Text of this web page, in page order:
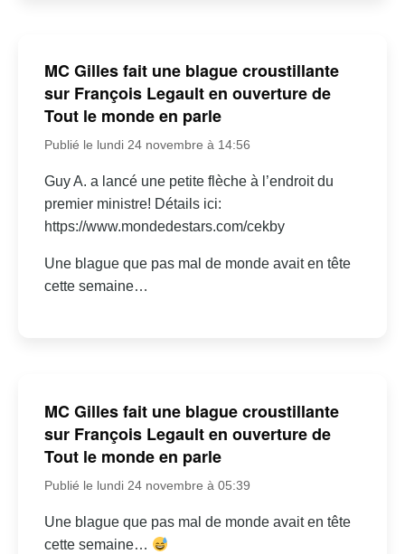
MC Gilles fait une blague croustillante
sur François Legault en ouverture de
Tout le monde en parle
Publié le lundi 24 novembre à 14:56
Guy A. a lancé une petite flèche à l’endroit du
premier ministre! Détails ici:
https://www.mondedestars.com/cekby
Une blague que pas mal de monde avait en tête
cette semaine…
MC Gilles fait une blague croustillante
sur François Legault en ouverture de
Tout le monde en parle
Publié le lundi 24 novembre à 05:39
Une blague que pas mal de monde avait en tête
cette semaine…